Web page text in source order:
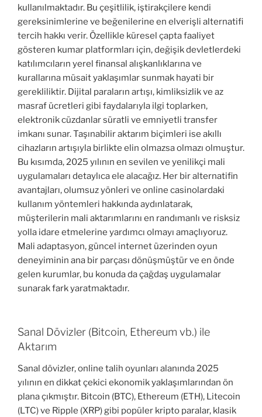
kullanılmaktadır. Bu çeşitlilik, iştirakçilere kendi
gereksinimlerine ve beğenilerine en elverişli alternatifi
tercih hakkı verir. Özellikle küresel çapta faaliyet
gösteren kumar platformları için, değişik devletlerdeki
katılımcıların yerel finansal alışkanlıklarına ve
kurallarına müsait yaklaşımlar sunmak hayati bir
gerekliliktir. Dijital paraların artışı, kimliksizlik ve az
masraf ücretleri gibi faydalarıyla ilgi toplarken,
elektronik cüzdanlar süratli ve emniyetli transfer
imkanı sunar. Taşınabilir aktarım biçimleri ise akıllı
cihazların artışıyla birlikte elin olmazsa olmazı olmuştur.
Bu kısımda, 2025 yılının en sevilen ve yenilikçi mali
uygulamaları detaylıca ele alacağız. Her bir alternatifin
avantajları, olumsuz yönleri ve online casinolardaki
kullanım yöntemleri hakkında aydınlatarak,
müşterilerin mali aktarımlarını en randımanlı ve risksiz
yolla idare etmelerine yardımcı olmayı amaçlıyoruz.
Mali adaptasyon, güncel internet üzerinden oyun
deneyiminin ana bir parçası dönüşmüştür ve en önde
gelen kurumlar, bu konuda da çağdaş uygulamalar
sunarak fark yaratmaktadır.
Sanal Dövizler (Bitcoin, Ethereum vb.) ile
Aktarım
Sanal dövizler, online talih oyunları alanında 2025
yılının en dikkat çekici ekonomik yaklaşımlarından ön
plana çıkmıştır. Bitcoin (BTC), Ethereum (ETH), Litecoin
(LTC) ve Ripple (XRP) gibi popüler kripto paralar, klasik